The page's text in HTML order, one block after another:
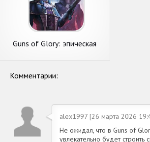
Guns of Glory: эпическая
Комментарии:
alex1997 [26 марта 2026
Не ожидал, что в Guns of
увлекательно будет строить